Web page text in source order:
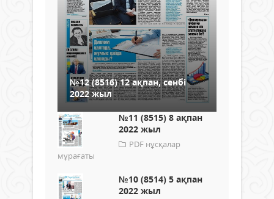
№12 (8516) 12 ақпан, сенбі
2022 жыл
№11 (8515) 8 ақпан
2022 жыл
PDF нұсқалар
мұрағаты
№10 (8514) 5 ақпан
2022 жыл